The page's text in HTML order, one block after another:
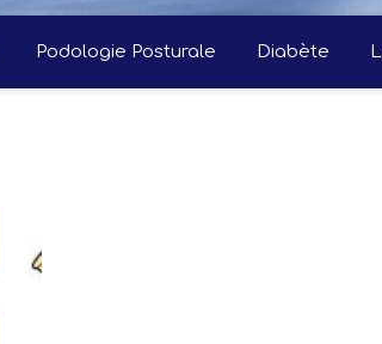
Podologie Posturale Diabète